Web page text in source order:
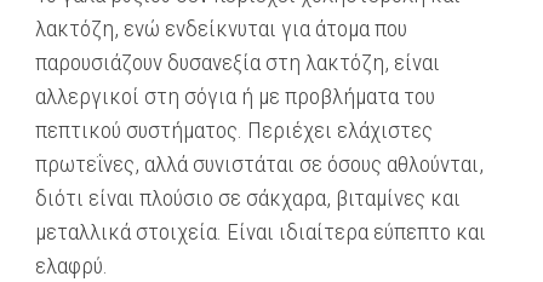
λακτόζη, ενώ ενδείκνυται για άτομα που
παρουσιάζουν δυσανεξία στη λακτόζη, είναι
αλλεργικοί στη σόγια ή με προβλήματα του
πεπτικού συστήματος. Περιέχει ελάχιστες
πρωτεΐνες, αλλά συνιστάται σε όσους αθλούνται,
διότι είναι πλούσιο σε σάκχαρα, βιταμίνες και
μεταλλικά στοιχεία. Είναι ιδιαίτερα εύπεπτο και
ελαφρύ.